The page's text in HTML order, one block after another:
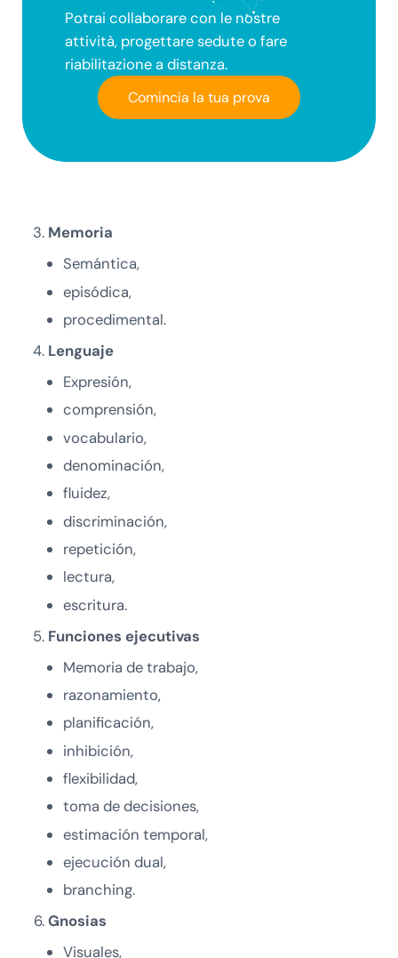
Potrai collaborare con le nostre
attività, progettare sedute o fare
riabilitazione a distanza.
Comincia la tua prova
Memoria
Semántica,
episódica,
procedimental.
Lenguaje
Expresión,
comprensión,
vocabulario,
denominación,
fluidez,
discriminación,
repetición,
lectura,
escritura.
Funciones ejecutivas
Memoria de trabajo,
razonamiento,
planificación,
inhibición,
flexibilidad,
toma de decisiones,
estimación temporal,
ejecución dual,
branching.
Gnosias
Visuales,